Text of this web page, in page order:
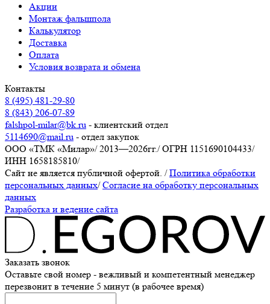
Акции
Монтаж фальшпола
Калькулятор
Доставка
Оплата
Условия возврата и обмена
Контакты
8 (495) 481-29-80
8 (843) 206-07-89
falshpol-milar@bk.ru - клиентский отдел
5114690@mail.ru - отдел закупок
ООО «ТМК «Милар»/ 2013—2026гг./ОГРН 1151690104433/
ИНН 1658185810/
Сайт не является публичной офертой. / Политика обработки
персональных данных/ Согласие на обработку персональных
данных
Разработка и ведение сайта
Заказать звонок
Оставьте свой номер - вежливый и компетентный менеджер
перезвонит в течение 5 минут (в рабочее время)